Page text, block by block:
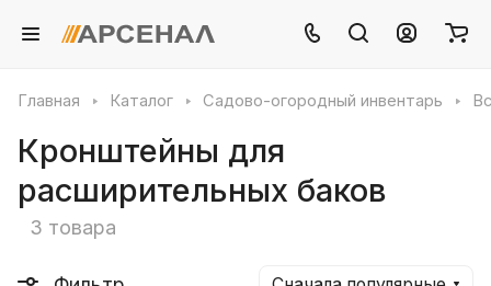
Главная Каталог Садово-огородный инвентарь
Кронштейны для
расширительных баков
3 товара